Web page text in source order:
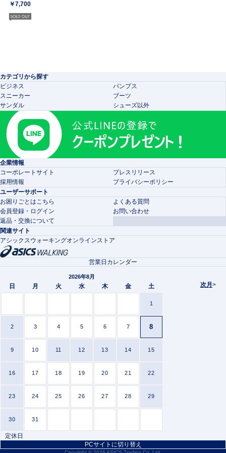
￥7,700
カテゴリから探す
ビジネス
パンプス
スニーカー
ブーツ
サンダル
シューズ以外
企業情報
コーポレートサイト
プレスリリース
採用情報
プライバシーポリシー
ユーザーサポート
お困りごとはこちら
よくある質問
会員登録・ログイン
お問い合わせ
返品・交換について
関連サイト
アシックスウォーキングオンラインストア
次月 >
営業日カレンダー
2026年8月
日 月 火 水 木 金 土
1
2 3 4 5 6 7 8
9 10 11 12 13 14 15
16 17 18 19 20 21 22
23 24 25 26 27 28 29
30 31
定休日
PCサイトに切り替え